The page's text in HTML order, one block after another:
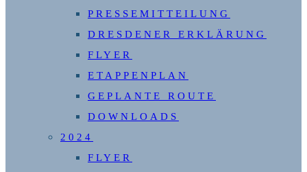
PRESSEMITTEILUNG
DRESDENER ERKLÄRUNG
FLYER
ETAPPENPLAN
GEPLANTE ROUTE
DOWNLOADS
2024
FLYER